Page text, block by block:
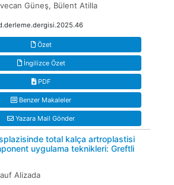
Güneş, Bülent Atilla
Özet
İngilizce Özet
PDF
Benzer Makaleler
Yazara Mail Gönder
total kalça artroplastisi
uygulama teknikleri: Greftli
Alizada